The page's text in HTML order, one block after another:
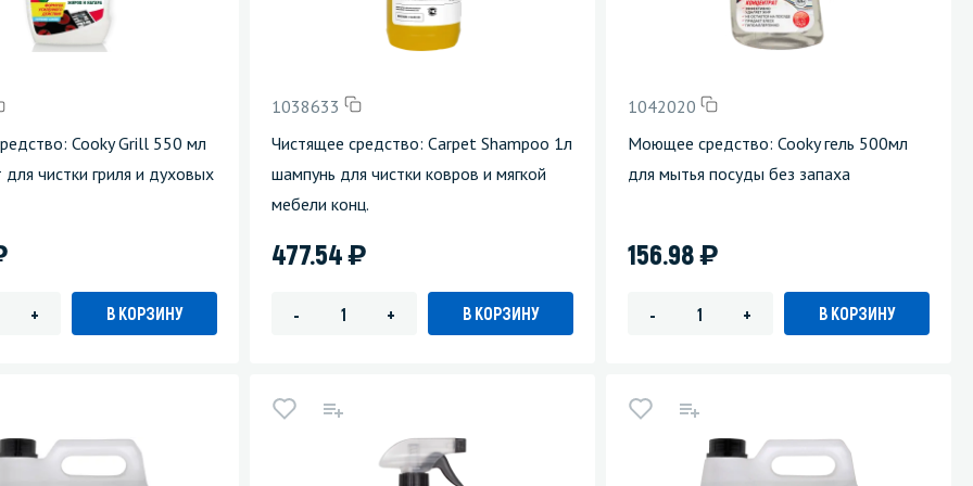
Cooky Grill 550 мл
для чистки гриля и духовых
+ В КОРЗИНУ
1038633
Чистящее средство: Carpet Shampoo 1л
шампунь для чистки ковров и мягкой
мебели конц.
477.54)
- + В КОРЗИНУ
1042020
Моющее средство: Cooky гель 500мл
для мытья посуды без запаха
156.98)
- + В КОРЗИНУ